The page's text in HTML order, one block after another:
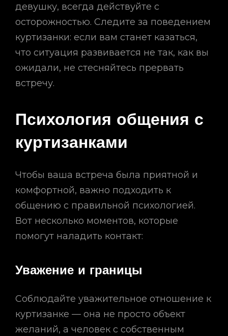
девушку, всегда действуйте с
осторожностью. Следите за поведением
куртизанки: если вам станет казаться,
что ситуация развивается не так, как вы
ожидали, не стесняйтесь прервать
встречу.
Психология общения с
куртизанками
Чтобы ваша встреча была приятной и
комфортной, важно подходить к
общению с правильной психологией.
Вот несколько моментов, которые
помогут наладить контакт:
Уважение и границы
Соблюдайте уважительное отношение к
куртизанке — она не просто объект
желаний, а человек с собственным